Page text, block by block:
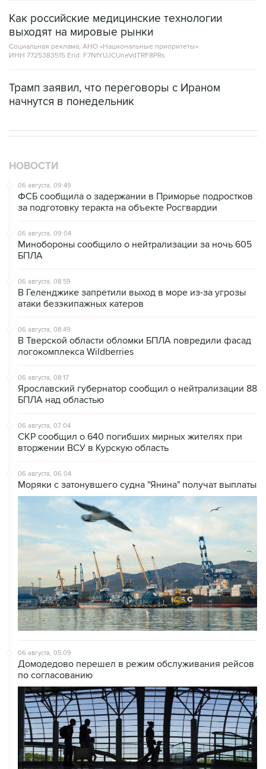
Как российские медицинские технологии
выходят на мировые рынки
Социальная реклама, АНО «Национальные приоритеты».
ИНН 7725383515 Erid: F7NfYUJCUneVdTRF8PRs
Трамп заявил, что переговоры с Ираном
начнутся в понедельник
НОВОСТИ
06 августа, 09:49
ФСБ сообщила о задержании в Приморье подростков
за подготовку теракта на объекте Росгвардии
06 августа, 09:04
Минобороны сообщило о нейтрализации за ночь 605
БПЛА
06 августа, 08:59
В Геленджике запретили выход в море из-за угрозы
атаки безэкипажных катеров
06 августа, 08:49
В Тверской области обломки БПЛА повредили фасад
логокомплекса Wildberries
06 августа, 08:17
Ярославский губернатор сообщил о нейтрализации 88
БПЛА над областью
06 августа, 07:04
СКР сообщил о 640 погибших мирных жителях при
вторжении ВСУ в Курскую область
06 августа, 06:04
Моряки с затонувшего судна "Янина" получат выплаты
06 августа, 05:09
Домодедово перешел в режим обслуживания рейсов
по согласованию